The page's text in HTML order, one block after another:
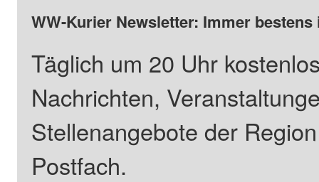
WW-Kurier Newsletter: Immer
Täglich um 20 Uhr
Nachrichten,
Stellenangebote der
Postfach.